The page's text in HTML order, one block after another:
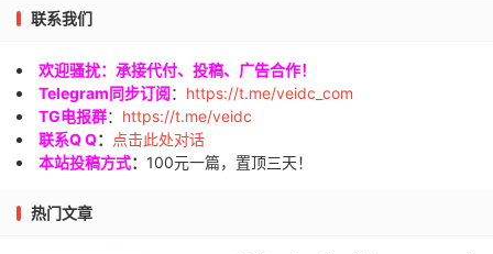
联系我们
欢迎骚扰：承接代付、投稿、广告合作！
Telegram同步订阅： https://t.me/veidc_com
TG电报群： https://t.me/veidc
联系Q Q：
点击此处对话
本站投稿方式： 100元一篇，置顶三天！
热门文章